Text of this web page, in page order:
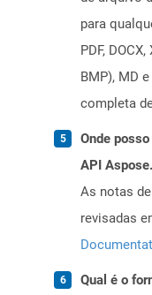
para
PDF,
BMP), MD
completa
Onde
API
As notas
revisadas
Qual é o